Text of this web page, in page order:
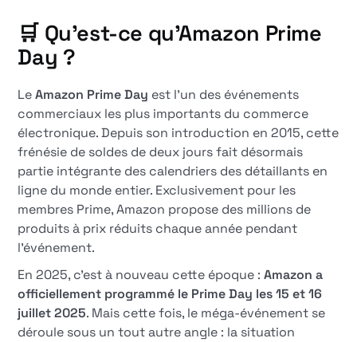
🛒 Qu'est-ce qu'Amazon Prime
Day ?
LeAmazon Prime Day est l'un des événements
commerciaux les plus importants du commerce
électronique. Depuis son introduction en 2015, cette
frénésie de soldes de deux jours fait désormais
partie intégrante des calendriers des détaillants en
ligne du monde entier. Exclusivement pour les
membres Prime, Amazon propose des millions de
produits à prix réduits chaque année pendant
l'événement.
En 2025, c'est à nouveau cette époque :Amazon a
officiellement programmé le Prime Day les 15 et 16
juillet 2025. Mais cette fois, le méga-événement se
déroule sous un tout autre angle : la situation